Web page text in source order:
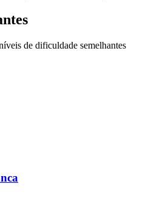
de dificuldade semelhantes